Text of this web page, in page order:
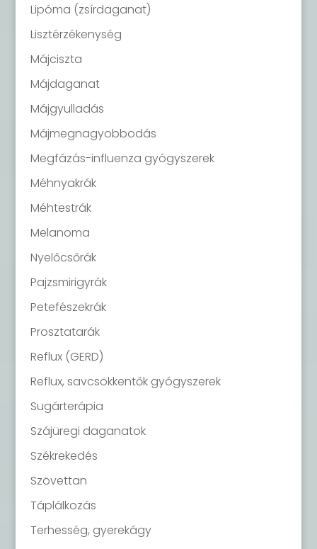
Lipóma (zsírdaganat)
Lisztérzékenység
Májciszta
Májdaganat
Májgyulladás
Májmegnagyobbodás
Megfázás-influenza gyógyszerek
Méhnyakrák
Méhtestrák
Melanoma
Nyelőcsőrák
Pajzsmirigyrák
Petefészekrák
Prosztatarák
Reflux (GERD)
Reflux, savcsökkentők gyógyszerek
Sugárterápia
Szájüregi daganatok
Székrekedés
Szövettan
Táplálkozás
Terhesség, gyerekágy